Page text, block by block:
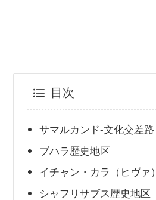
目次
サマルカンド‐文化交差路
ブハラ歴史地区
イチャン・カラ（ヒヴァ）
シャフリサブス歴史地区